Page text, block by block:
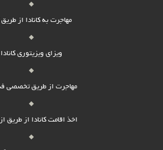
مهاجرت به کانادا از طریق
ویزای ویزیتوری کانادا
مهاجرت از طریق تخصصی
اخذ اقامت کانادا از طریق